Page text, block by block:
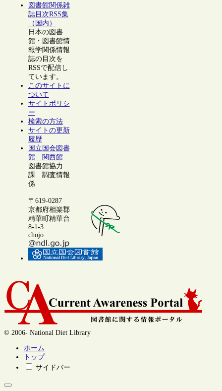
図書館関係雑
誌目次RSS集
（国内）
日本の図書
館・図書館情
報学関係情報
誌の目次を
RSSで配信し
ています。
このサイトに
ついて
サイトポリシ
ー
検索の方法
サイトの更新
履歴
国立国会図書
館 関西館
図書館協力
課 調査情報
係
〒619-0287
京都府相楽郡
精華町精華台
8-1-3
chojo
© 2006- National Diet Library
ホーム
トップ
サイドバー